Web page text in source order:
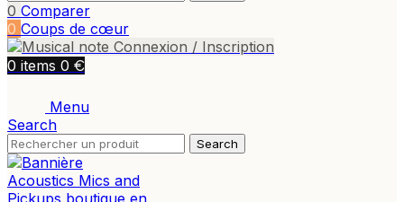
0 Comparer
0 Coups de cœur
Connexion / Inscription
0 items 0 €
Menu
Search
Search